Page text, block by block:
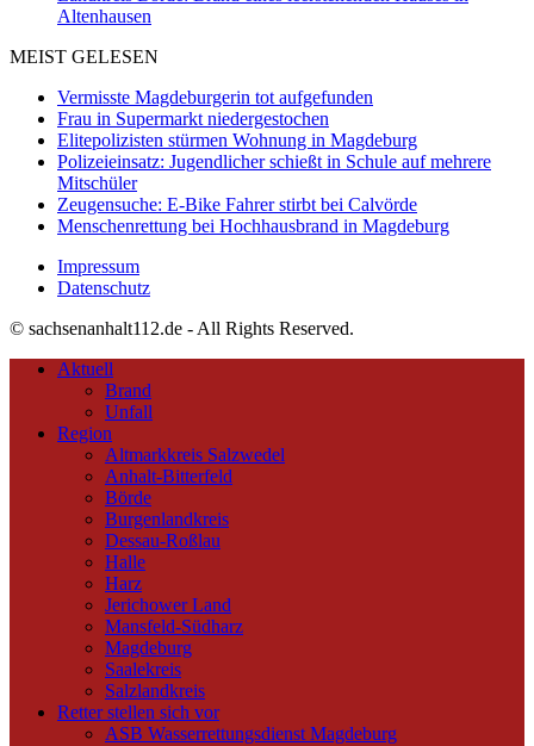
Altenhausen
MEIST GELESEN
Vermisste Magdeburgerin tot aufgefunden
Frau in Supermarkt niedergestochen
Elitepolizisten stürmen Wohnung in Magdeburg
Polizeieinsatz: Jugendlicher schießt in Schule auf mehrere
Mitschüler
Zeugensuche: E-Bike Fahrer stirbt bei Calvörde
Menschenrettung bei Hochhausbrand in Magdeburg
Impressum
Datenschutz
© sachsenanhalt112.de - All Rights Reserved.
Aktuell
Brand
Unfall
Region
Altmarkkreis Salzwedel
Anhalt-Bitterfeld
Börde
Burgenlandkreis
Dessau-Roßlau
Halle
Harz
Jerichower Land
Mansfeld-Südharz
Magdeburg
Saalekreis
Salzlandkreis
Retter stellen sich vor
ASB Wasserrettungsdienst Magdeburg